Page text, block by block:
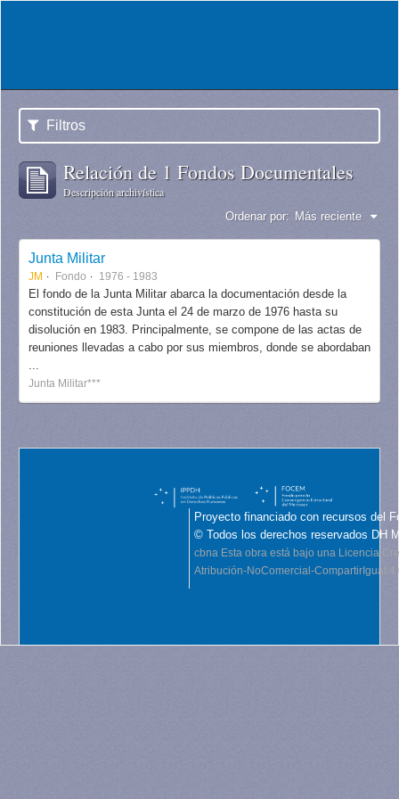
Filtros
Relación de 1 Fondos Documentales
Descripción archivística
Ordenar por: Más reciente
Junta Militar
JM Fondo 1976 - 1983
El fondo de la Junta Militar abarca la documentación desde la
constitución de esta Junta el 24 de marzo de 1976 hasta su
disolución en 1983. Principalmente, se compone de las actas de
reuniones llevadas a cabo por sus miembros, donde se abordaban
...
Junta Militar***
Proyecto financiado con recursos del
© Todos los derechos reservados DH
cbna Esta obra está bajo una Licencia
Atribución-NoComercial-CompartirIgual